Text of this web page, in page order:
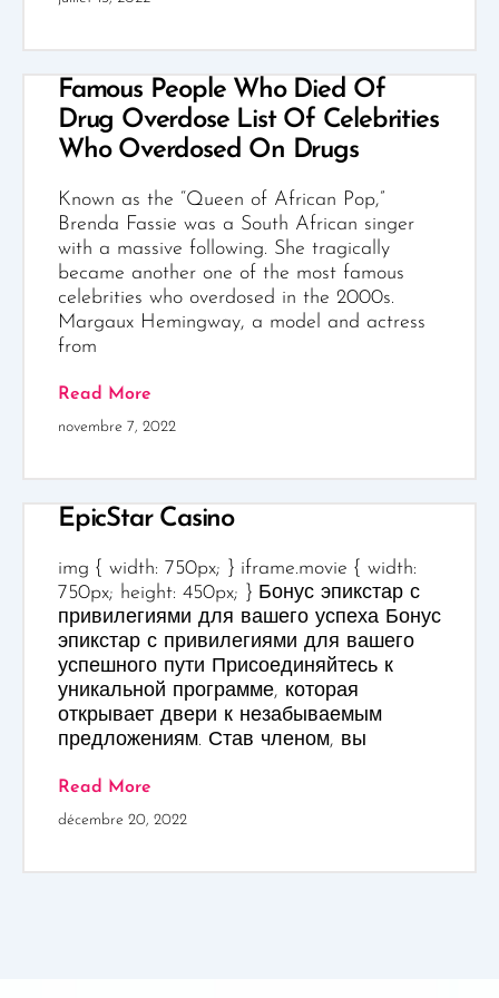
Famous People Who Died Of
Drug Overdose List Of Celebrities
Who Overdosed On Drugs
Known as the “Queen of African Pop,”
Brenda Fassie was a South African singer
with a massive following. She tragically
became another one of the most famous
celebrities who overdosed in the 2000s.
Margaux Hemingway, a model and actress
from
Read More
novembre 7, 2022
EpicStar Casino
img { width: 750px; } iframe.movie { width:
750px; height: 450px; } Бонус эпикстар с
привилегиями для вашего успеха Бонус
эпикстар с привилегиями для вашего
успешного пути Присоединяйтесь к
уникальной программе, которая
открывает двери к незабываемым
предложениям. Став членом, вы
Read More
décembre 20, 2022